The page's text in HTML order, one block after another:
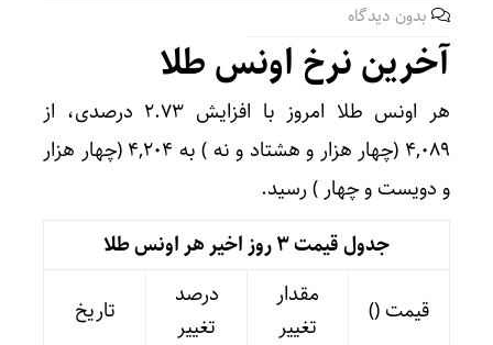
بدون دیدگاه
آخرین نرخ اونس طلا
هر اونس طلا امروز با افزایش ۲.۷۳ درصدی، از
۴,۰۸۹ (چهار هزار و هشتاد و نه ) به ۴,۲۰۴ (چهار هزار
و دویست و چهار ) رسید.
جدول قیمت 3 روز اخیر هر اونس طلا
قیمت ()
مقدار
تغییر
درصد
تغییر
تاریخ